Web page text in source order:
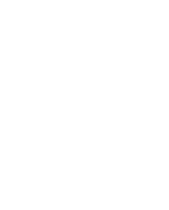
la catégorie des pays les moins